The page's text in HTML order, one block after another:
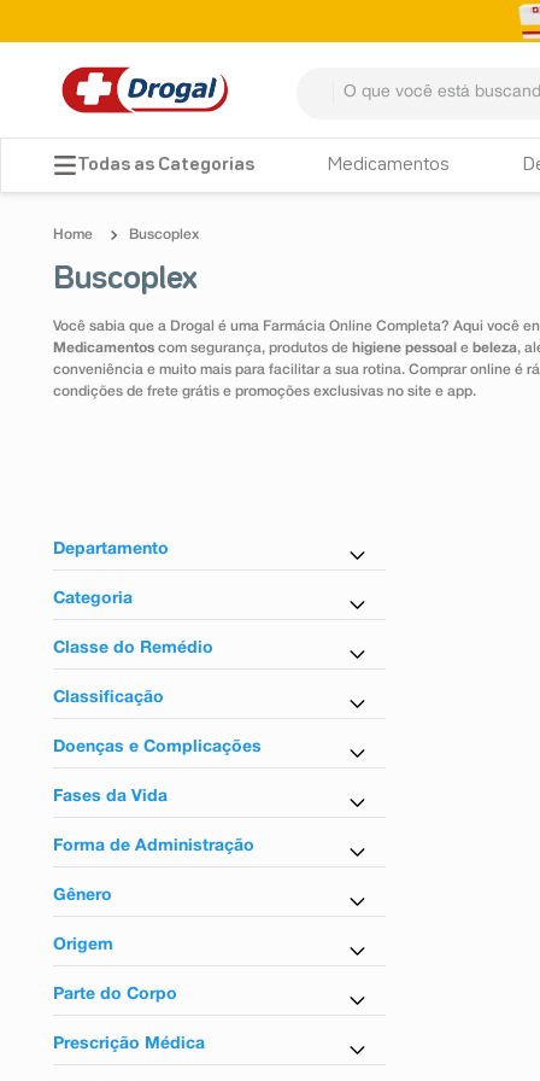
Medicamentos
Buscoplex
Buscoplex
Você sabia que a Drogal é uma Farmácia Online Completa? Aqui você
Medicamentos com segurança, produtos de higiene pessoal e beleza,
conveniência e muito mais para facilitar a sua rotina. Comprar online é
condições de frete grátis e promoções exclusivas no site e app.
Departamento
Farmácia em Casa
Categoria
Antigases e Antiespasmódico
Classe do Remédio
Antiespasmódicos
Classificação
Sem tarja
Doenças e Complicações
Para gases
Fases da Vida
Para adultos
Forma de Administração
Uso oral
Gênero
Unissex
Origem
Nacional
Parte do Corpo
Para o intestino
Prescrição Médica
TERMOS MAIS BUSCADOS
4º tadalafila
5º minoxidil